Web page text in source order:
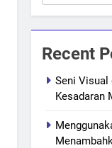
Recent
Seni Visual
Kesadaran